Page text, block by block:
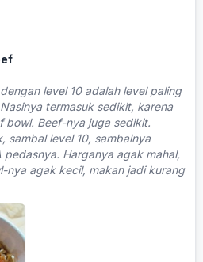
level 10 adalah level paling
termasuk sedikit, karena
bowl. Beef-nya juga sedikit.
sambal level 10, sambalnya
pedasnya. Harganya agak mahal,
nya agak kecil, makan jadi kurang